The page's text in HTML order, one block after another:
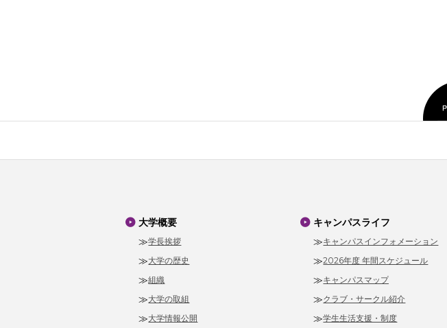
大学概要
学長挨拶
大学の歴史
組織
大学の取組
大学情報公開
キャンパスライフ
キャンパスインフォメーション
2026年度 年間スケジュール
キャンパスマップ
クラブ・サークル紹介
学生生活支援・制度